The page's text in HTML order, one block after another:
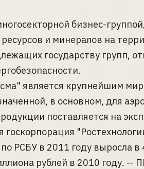
бизнес-
и минералов на
государству групп,
является крупнейшим
в основном, для
поставляется на
госкорпорация
РСБУ в 2011 году выросла в
рублей в 2010 году. --